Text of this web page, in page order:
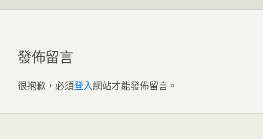
發佈留言
很抱歉，必須登入網站才能發佈留言。